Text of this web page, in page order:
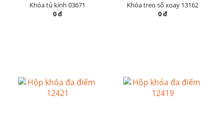
Khóa tủ kính 03671
0 đ
Khóa treo số xoay 13162
0 đ